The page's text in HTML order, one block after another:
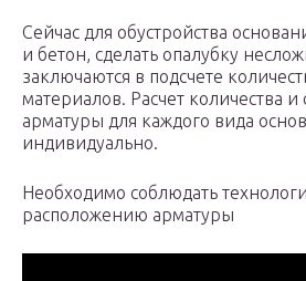
Сейчас для обустройства
и бетон, сделать опалубку
заключаются в подсчете
материалов. Расчет количества и
арматуры для каждого вида
индивидуально.
Необходимо соблюдать
расположению арматуры